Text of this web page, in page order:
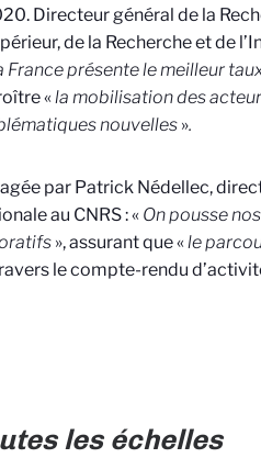
Directeur général de la
de la Recherche et de
France présente le meilleur
«la mobilisation des
nouvelles».
par Patrick Nédellec,
au CNRS : « On pousse
», assurant que «le
le compte-rendu
les échelles